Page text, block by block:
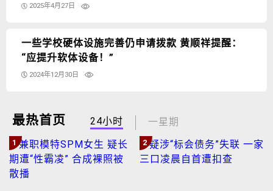
2025年4月27日
一些学校硬体设施完善仍申请拨款 黄顺祥提醒：
“应提升软体设备！”
2024年12月30日
最热首页 24小时 一星期
1 2